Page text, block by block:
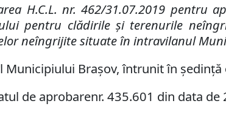
H.C.L. nr. 462/31.07.2019 pentru
pentru clădirile şi terenurile neî
neîngrijitesituate în intravilanul
Municipiului Brașov, întrunit în
de aprobarenr.435.601 din data de